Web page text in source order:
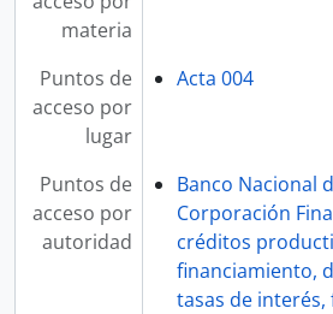
materia
Puntos de
acceso por
lugar
Acta 004
Puntos de
acceso por
autoridad
Banco Nacional
Corporación
créditos
financiamiento,
tasas de